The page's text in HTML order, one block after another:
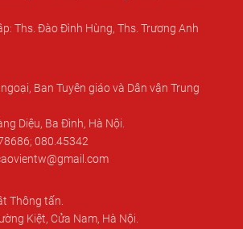
Ths. Đào Đình Hùng, Ths. Trương Anh
Ban Tuyên giáo và Dân vận Trung
Diệu, Ba Đình, Hà Nội.
080.45342
Thông tấn.
Kiệt, Cửa Nam, Hà Nội.